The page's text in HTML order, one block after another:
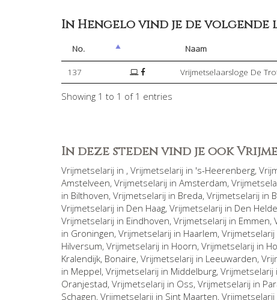
In Hengelo vind je de volgende
No. Naam
137 Vrijmetselaarsloge De
Showing 1 to 1 of 1 entries
In deze steden vind je ook
Vrijmetselarij in , Vrijmetselarij in 's-Heerenberg,
Amstelveen, Vrijmetselarij in Amsterdam,
in Bilthoven, Vrijmetselarij in Breda, Vrijmetselarij in
Vrijmetselarij in Den Haag, Vrijmetselarij in Den
Vrijmetselarij in Eindhoven, Vrijmetselarij in Emmen,
in Groningen, Vrijmetselarij in Haarlem, Vrijmetselarij
Hilversum, Vrijmetselarij in Hoorn, Vrijmetselarij in
Kralendijk, Bonaire, Vrijmetselarij in Leeuwarden,
in Meppel, Vrijmetselarij in Middelburg, Vrijmetselarij
Oranjestad, Vrijmetselarij in Oss, Vrijmetselarij in
Schagen, Vrijmetselarij in Sint Maarten, Vrijmetselarij